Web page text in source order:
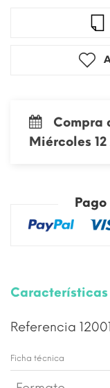
Compra
Miércoles
Características
Referencia
Ficha técnica